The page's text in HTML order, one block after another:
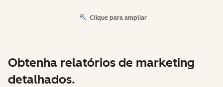
Clique para ampliar
Obtenha relatórios de marketing
detalhados.